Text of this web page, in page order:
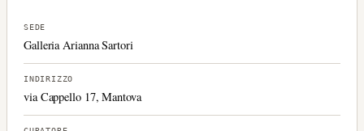
SEDE
Galleria Arianna Sartori
INDIRIZZO
via Cappello 17, Mantova